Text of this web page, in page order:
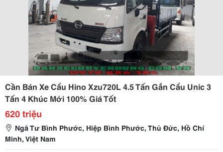
Cần Bán Xe Cẩu Hino Xzu720L 4.5 Tấn Gắn Cẩu Unic 3
Tấn 4 Khúc Mới 100% Giá Tốt
620 triệu
Ngã Tư Bình Phước, Hiệp Bình Phước, Thủ Đức, Hồ Chí
Minh, Việt Nam